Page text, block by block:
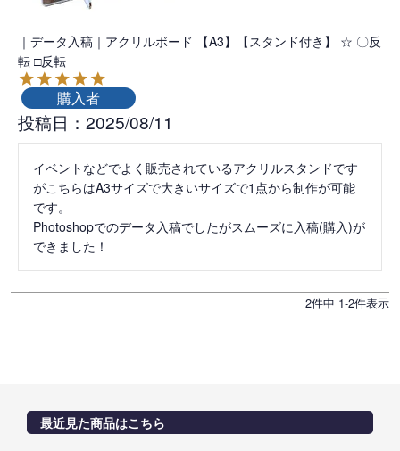
｜データ入稿｜アクリルボード 【A3】【スタンド付き】 ☆ 〇反
転 □反転
購入者
投稿日 2025/08/11
イベントなどでよく販売されているアクリルスタンドです
がこちらはA3サイズで大きいサイズで1点から制作が可能
です。
Photoshopでのデータ入稿でしたがスムーズに入稿(購入)が
できました！
2件中 1-2件表示
最近見た商品はこちら